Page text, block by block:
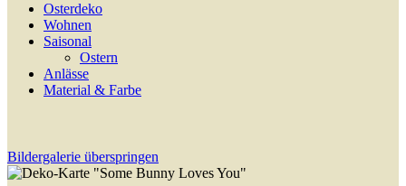
Osterdeko
Wohnen
Saisonal
Ostern
Anlässe
Material & Farbe
Bildergalerie überspringen